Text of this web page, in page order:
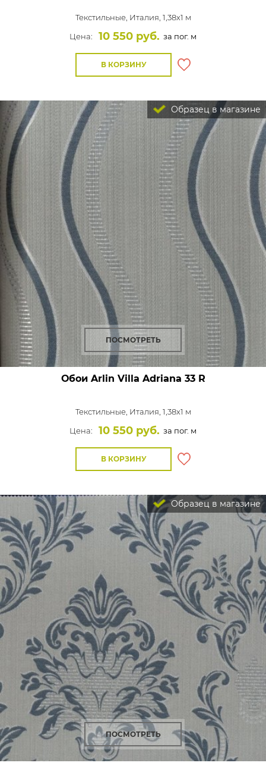
Текстильные, Италия, 1,38x1 м
Цена:
10 550 руб. за пог. м
В КОРЗИНУ
Образец в магазине
ПОСМОТРЕТЬ
Обои Arlin Villa Adriana 33 R
Текстильные, Италия, 1,38x1 м
Цена:
10 550 руб. за пог. м
В КОРЗИНУ
Образец в магазине
ПОСМОТРЕТЬ